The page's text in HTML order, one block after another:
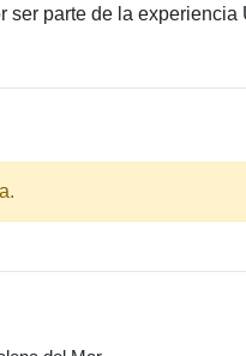
ser parte de la experiencia